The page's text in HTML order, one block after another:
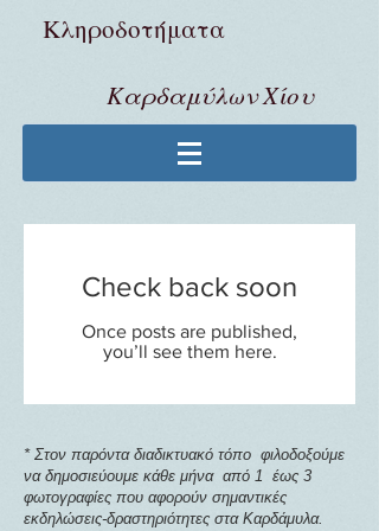
Κληροδoτήματα
Καρδαμύλων Χίου
Check back soon
Once posts are published,
you’ll see them here.
* Στον παρόντα διαδικτυακό τόπο φιλοδοξούμε
να δημοσιεύουμε κάθε μήνα από 1 έως 3
φωτογραφίες που αφορούν σημαντικές
εκδηλώσεις-δραστηριότητες στα Καρδάμυλα.